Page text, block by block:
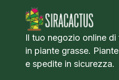
Il tuo negozio online
in piante grasse.
e spedite in sicurezza.